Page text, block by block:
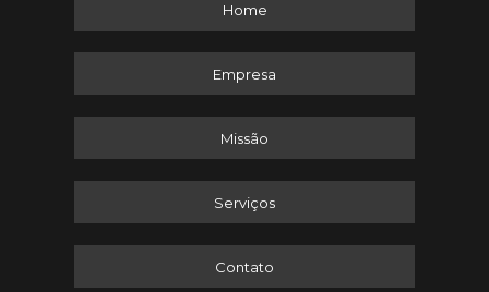
Home
Empresa
Missão
Serviços
Contato